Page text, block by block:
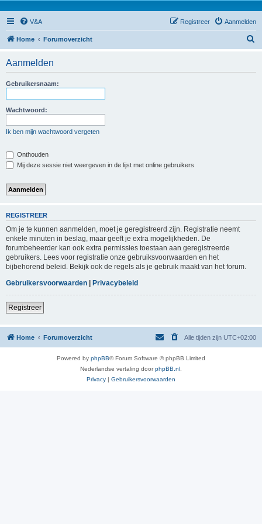
V&A Aanmelden
Registreer
Home Forumoverzicht
Aanmelden
Gebruikersnaam:
Wachtwoord:
Ik ben mijn wachtwoord vergeten
Onthouden
Mij deze sessie niet weergeven in de lijst met online gebruikers
REGISTREER
Om je te kunnen aanmelden, moet je geregistreerd zijn. Registratie neemt
enkele minuten in beslag, maar geeft je extra mogelijkheden. De
forumbeheerder kan ook extra permissies toestaan aan geregistreerde
gebruikers. Lees voor registratie onze gebruiksvoorwaarden en het
bijbehorend beleid. Bekijk ook de regels als je gebruik maakt van het forum.
Gebruikersvoorwaarden | Privacybeleid
Registreer
Home Forumoverzicht Alle tijden zijn UTC+02:00
Powered by phpBB® Forum Software © phpBB Limited
Nederlandse vertaling doorphpBB.nl
Privacy | Gebruikersvoorwaarden